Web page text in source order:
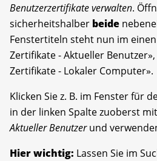
Benutzerzertifikate verwalten.
sicherheitshalber beide
Fenstertiteln steht nun im
Zertifikate - Aktueller
Zertifikate - Lokaler Computer».
Klicken Sie z. B. im Fenster für
in der linken Spalte zuoberst
Aktueller Benutzerund
Hier wichtig: Lassen Sie im